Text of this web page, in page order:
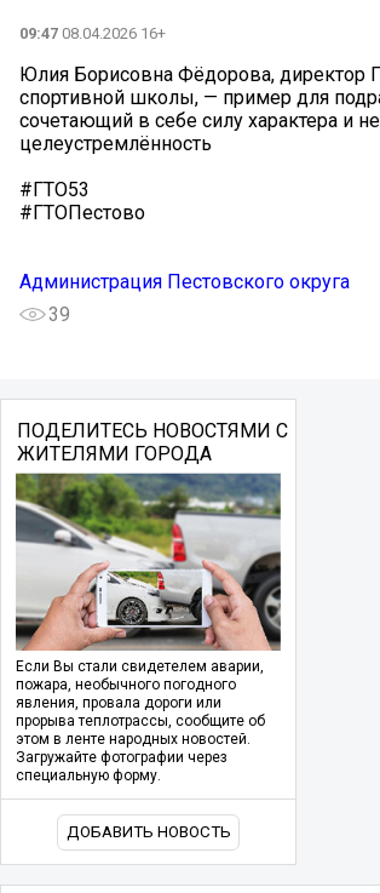
09:47 08.04.2026 16+
Юлия Борисовна Фёдорова, директор
спортивной школы, — пример для
сочетающий в себе силу характера и
целеустремлённость
#ГТО53
#ГТОПестово
Администрация Пестовского округа
39
ПОДЕЛИТЕСЬ НОВОСТЯМИ С
ЖИТЕЛЯМИ ГОРОДА
Если Вы стали свидетелем аварии,
пожара, необычного погодного
явления, провала дороги или
прорыва теплотрассы, сообщите об
этом в ленте народных новостей.
Загружайте фотографии через
специальную форму.
ДОБАВИТЬ НОВОСТЬ